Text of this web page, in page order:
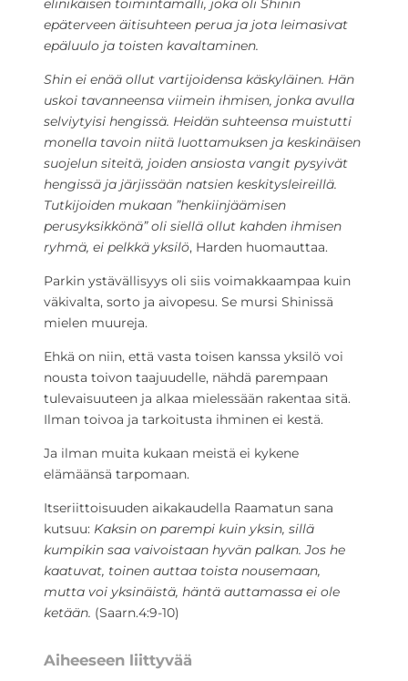
elinikäisen toimintamalli, joka oli Shinin
epäterveen äitisuhteen perua ja jota leimasivat
epäluulo ja toisten kavaltaminen.
Shin ei enää ollut vartijoidensa käskyläinen. Hän
uskoi tavanneensa viimein ihmisen, jonka avulla
selviytyisi hengissä. Heidän suhteensa muistutti
monella tavoin niitä luottamuksen ja keskinäisen
suojelun siteitä, joiden ansiosta vangit pysyivät
hengissä ja järjissään natsien keskitysleireillä.
Tutkijoiden mukaan ”henkiinjäämisen
perusyksikkönä” oli siellä ollut kahden ihmisen
ryhmä, ei pelkkä yksilö, Harden huomauttaa.
Parkin ystävällisyys oli siis voimakkaampaa kuin
väkivalta, sorto ja aivopesu. Se mursi Shinissä
mielen muureja.
Ehkä on niin, että vasta toisen kanssa yksilö voi
nousta toivon taajuudelle, nähdä parempaan
tulevaisuuteen ja alkaa mielessään rakentaa sitä.
Ilman toivoa ja tarkoitusta ihminen ei kestä.
Ja ilman muita kukaan meistä ei kykene
elämäänsä tarpomaan.
Itseriittoisuuden aikakaudella Raamatun sana
kutsuu: Kaksin on parempi kuin yksin, sillä
kumpikin saa vaivoistaan hyvän palkan. Jos he
kaatuvat, toinen auttaa toista nousemaan,
mutta voi yksinäistä, häntä auttamassa ei ole
ketään. (Saarn.4:9-10)
Aiheeseen liittyvää